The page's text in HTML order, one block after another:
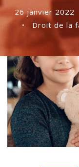
26 janvier 2022
•
Droit de la